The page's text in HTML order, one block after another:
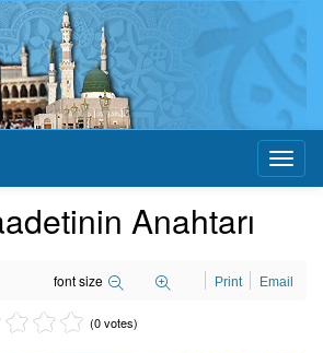
Anahtarı
font size Print Email
(0 votes)